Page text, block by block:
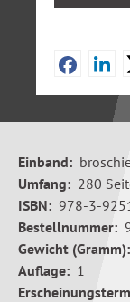
Einband:
Umfang: 280
ISBN: 978-3-
Bestellnummer:
Gewicht (Gramm):
Auflage: 1